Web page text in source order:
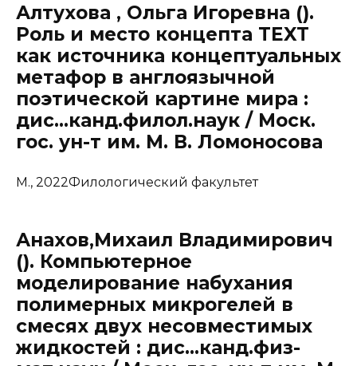
Алтухова , Ольга Игоревна ().
Роль и место концепта TEXT
как источника концептуальных
метафор в англоязычной
поэтической картине мира :
дис…канд.филол.наук / Моск.
гос. ун-т им. М. В. Ломоносова
М., 2022Филологический факультет
Анахов,Михаил Владимирович
(). Компьютерное
моделирование набухания
полимерных микрогелей в
смесях двух несовместимых
жидкостей : дис…канд.физ-